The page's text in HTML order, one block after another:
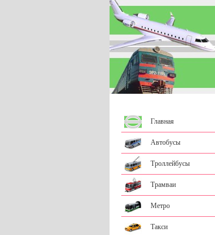
Главная
Автобусы
Троллейбусы
Трамваи
Метро
Такси